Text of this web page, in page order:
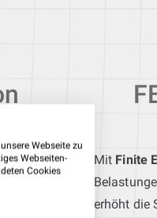
Mit Finite
erhöht die
Webseite zu
Webseiten-
Cookies